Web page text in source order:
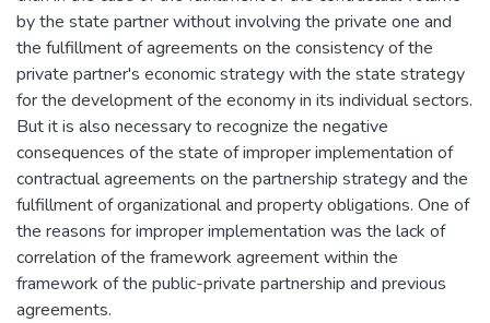
by the state partner without involving the private one and
the fulfillment of agreements on the consistency of the
private partner's economic strategy with the state strategy
for the development of the economy in its individual sectors.
But it is also necessary to recognize the negative
consequences of the state of improper implementation of
contractual agreements on the partnership strategy and the
fulfillment of organizational and property obligations. One of
the reasons for improper implementation was the lack of
correlation of the framework agreement within the
framework of the public-private partnership and previous
agreements.